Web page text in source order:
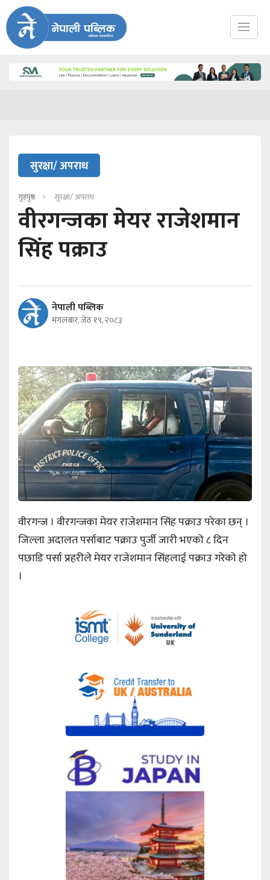
सुरक्षा/ अपराध
गृहपृष्ठ सुरक्षा/ अपराध
वीरगन्जका मेयर राजेशमान
सिंह पक्राउ
नेपाली पब्लिक
मंगलबार, जेठ १९, २०८३
वीरगन्ज । वीरगन्जका मेयर राजेशमान सिंह पक्राउ परेका छन् ।
जिल्ला अदालत पर्साबाट पक्राउ पुर्जी जारी भएको ८ दिन
पछाडि पर्सा प्रहरीले मेयर राजेशमान सिंहलाई पक्राउ गरेको हो
।